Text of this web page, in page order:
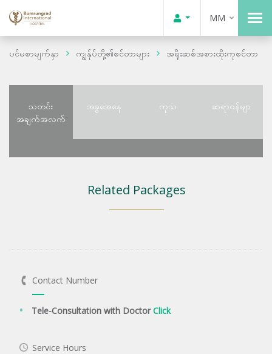
MM
ပင်မစာမျက်နှာ ကျွန်ုပ်တို့၏စင်တာများ အရိုးဆစ်အစားထိုးကုစင်တာ
သတင်း
အချက်အလက်
အခွအေနေ ကုသ ဆရာဝန်မျာ
Related Packages
Contact Number
Tele-Consultation with DoctorClick
Service Hours